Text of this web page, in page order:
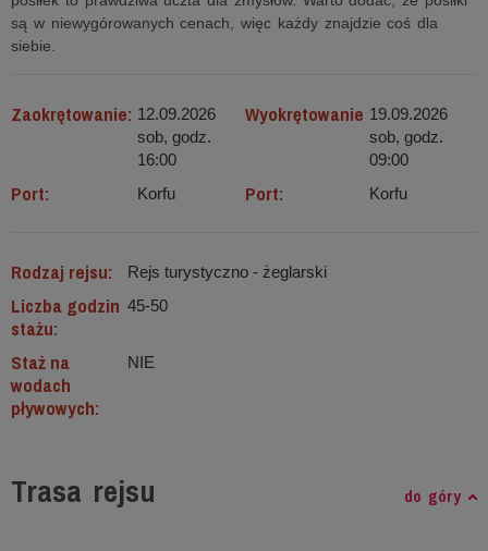
są w niewygórowanych cenach, więc każdy znajdzie coś dla
siebie.
Zaokrętowanie: 12.09.2026
sob, godz.
16:00
Wyokrętowanie 19.09.2026
sob, godz.
09:00
Port: Korfu Port: Korfu
Rodzaj rejsu: Rejs turystyczno - żeglarski
Liczba godzin
stażu:
45-50
Staż na
wodach
pływowych:
NIE
Trasa rejsu do góry